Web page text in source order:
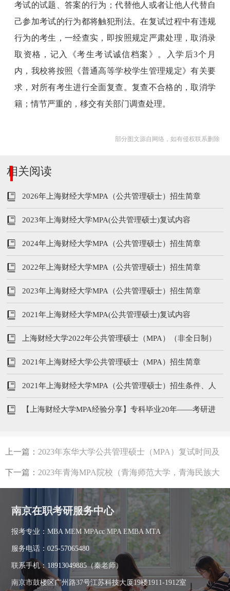
考试的试题、答案的行为；代替他人或者让他人代替自
己参加考试的行为都将触犯刑法。在复试过程中有违规
行为的考生，一经查实，即按照规定严肃处理，取消录
取资格，记入《考生考试诚信档案》。入学后3个月
内，我校将按照《普通高等学校学生管理规定》有关要
求，对所有考生进行全面复查。复查不合格的，取消学
籍；情节严重的，移交有关部门调查处理。
部分图文源自网络，如有侵权联系删除
相关阅读
2026年上海财经大学MPA（公共管理硕士）招生简章
2023年上海财经大学MPA(公共管理硕士)复试内容
2024年上海财经大学MPA（公共管理硕士）招生简章
2022年上海财经大学MPA（公共管理硕士）招生简章
2023年上海财经大学MPA（公共管理硕士）招生简章
2021年上海财经大学MPA(公共管理硕士)复试内容
上海财经大学2022年公共管理硕士（MPA）（非全日制）
招生简章
2021年上海财经大学公共管理硕士（MPA）招生简章
2021年上海财经大学MPA（公共管理硕士）招生条件、人
数及学费
【上海财经大学MPA经验分享】专科毕业20年——考研进
上一篇： 2023年东华大学公共管理硕士（MPA）复试时间及
内容
下一篇： 2023年青海MPA院校（青海师范大学，青海民族大
学）学制、专业、学费汇总
南京在职考研服务中心
报考专业：MBA MEM MPAcc MPA EMBA MTA
服务电话：025-57065480
联系手机： 18913049885（秦老师）
南京市鼓楼区广州路37号江苏科技大厦19楼1911-1912室